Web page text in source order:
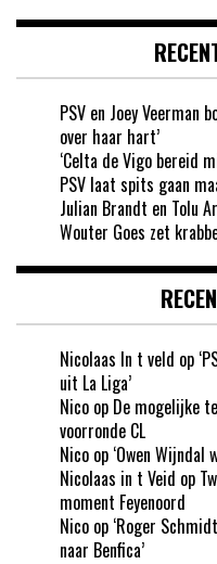
PSV en Joey Veerman
over haar hart’
‘Celta de Vigo bereid
PSV laat spits gaan
Julian Brandt en Tolu
Wouter Goes zet
Nicolaas In t veld op
uit La Liga’
Nico op De mogelijke
voorronde CL
Nico op ‘Owen Wijndal
Nicolaas in t Veid op
moment Feyenoord
Nico op ‘Roger
naar Benfica’